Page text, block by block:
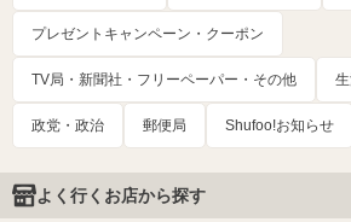
プレゼントキャンペーン・クーポン
TV局・新聞社・フリーペーパー・その他
政党・政治 郵便局 Shufoo!お知らせ
よく行くお店から探す